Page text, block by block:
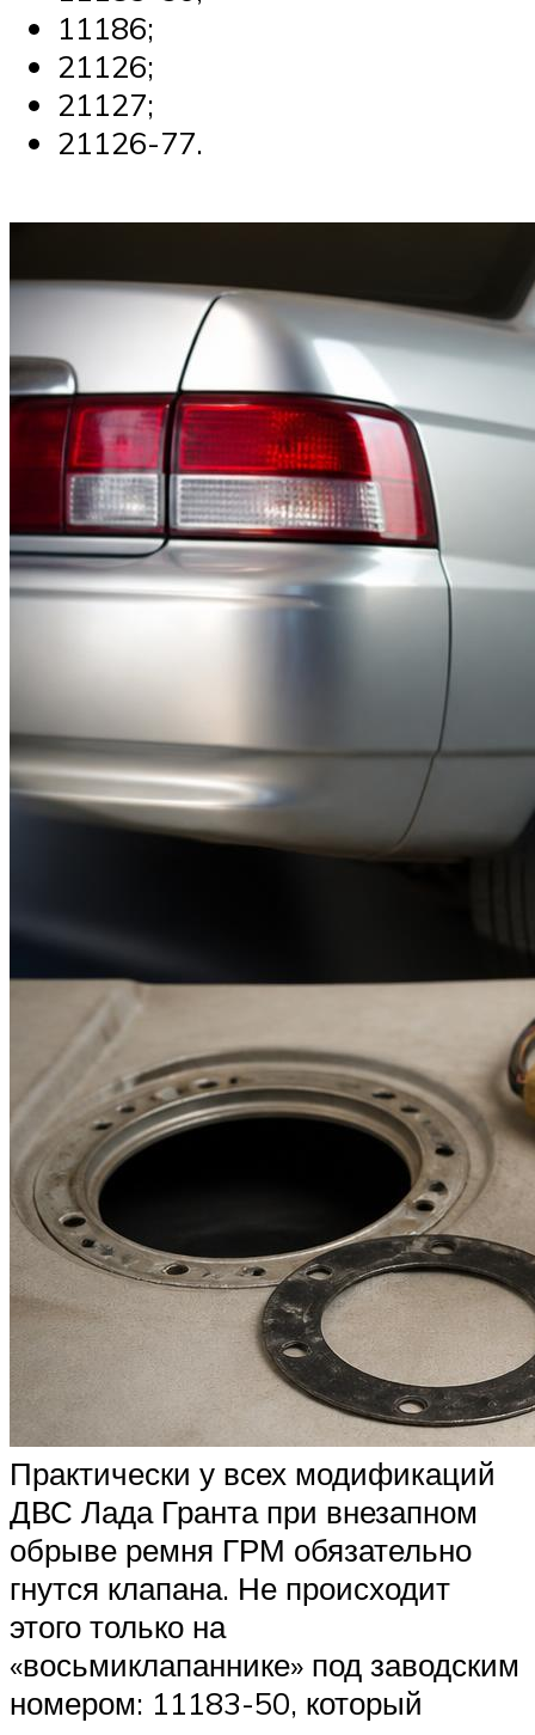
Меню
11186;
21126;
21127;
21126-77.
Практически у всех модификаций
ДВС Лада Гранта при внезапном
обрыве ремня ГРМ обязательно
гнутся клапана. Не происходит
этого только на
«восьмиклапаннике» под заводским
номером: 11183-50, который